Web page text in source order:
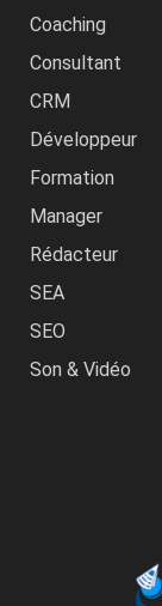
Coaching
Consultant
CRM
Développeur
Formation
Manager
Rédacteur
SEA
SEO
Son & Vidéo